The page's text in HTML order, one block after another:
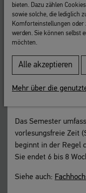
Studien-Halbjahr
DasWinter-
Hochschulen
DasSommer-
Hochschulen
AnFachhochschulen
Das Semester
vorlesungsfreie Zeit
beginnt in der Regel
Sie endet 6 bis 8
Siehe auch:
bieten. Dazu zählen
sowie solche, die lediglich
Komforteinstellungen
werden. Sie können selbst
möchten.
Alle akzeptieren
Mehr über die